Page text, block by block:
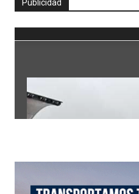
Publicidad